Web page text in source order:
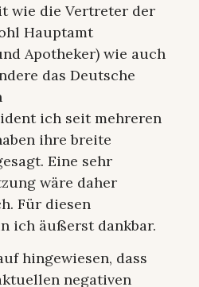
wie die Vertreter der
Hauptamt
Apotheker) wie auch
das Deutsche
ich seit mehreren
ihre breite
Eine sehr
wäre daher
Für diesen
ich äußerst dankbar.
hingewiesen, dass
negativen